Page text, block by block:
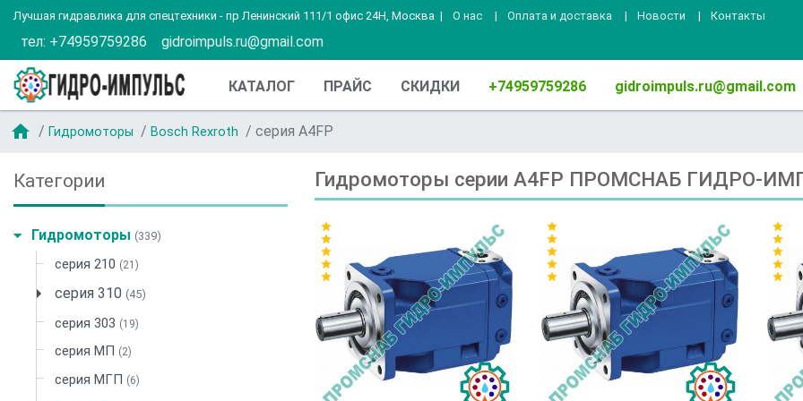
Лучшая гидравлика для спецтехники - пр Ленинский 111/1 офис 24Н, Москва | О нас | Оплата и доставка | Новости | Контакты
тел: +74959759286 gidroimpuls.ru@gmail.com
КАТАЛОГ ПРАЙС СКИДКИ +74959759286 gidroimpuls.ru@gmail.com
home Гидромоторы Bosch Rexroth серия A4FP
Категории
Гидромоторы (339)
серия 210 (21)
серия 310 (45)
серия 303 (19)
серия MП (2)
серия МГП (6)
Гидромоторы серии A4FP ПРОМСНАБ ГИДРО-
star
star
star
star
star
star
star
star
star
star
star
star
star
star
star